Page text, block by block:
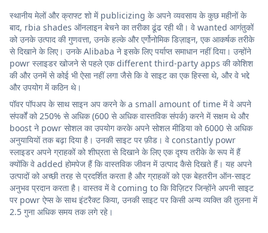
स्थानीय मेलों और क्राफ्ट शो में publicizing के अपने व्यवसाय के कुछ महीनों के
बाद, rbia shades ऑनलाइन बेचने का तरीका ढूंढ रही थी। वे wanted आगंतुकों
को उनके उत्पाद की गुणवत्ता, उनके हल्के और एर्गोनोमिक डिज़ाइन, एक आकर्षक तरीके
से दिखाने के लिए। उनके Alibaba ने इसके लिए पर्याप्त समाधान नहीं दिया। उन्होंने
powr स्लाइडर खोजने से पहले एक different third-party apps की कोशिश
की और उनमें से कोई भी ऐसा नहीं लगा जैसे कि वे साइट का एक हिस्सा थे, और वे भद्दे
और उपयोग में कठिन थे।
पॉवर पॉपअप के साथ साइन अप करने के a small amount of time में वे अपने
संपर्कों को 250% से अधिक (600 से अधिक वास्तविक संपर्क) करने में सक्षम थे और
boost ने powr सोशल का उपयोग करके अपने सोशल मीडिया को 6000 से अधिक
अनुयायियों तक बढ़ा दिया है। उनकी साइट पर फ़ीड। वे constantly powr
स्लाइडर अपने ग्राहकों को शीघ्रता से दिखाने के लिए एक दृश्य तरीके के रूप में हैं
क्योंकि वे added होमपेज हैं कि वास्तविक जीवन में उत्पाद कैसे दिखते हैं। यह अपने
उत्पादों को अच्छी तरह से प्रदर्शित करता है और ग्राहकों को एक बेहतरीन ऑन-साइट
अनुभव प्रदान करता है। वास्तव में वे coming to कि विज़िटर जिन्होंने अपनी साइट
पर powr ऐप्स के साथ इंटरैक्ट किया, उनकी साइट पर किसी अन्य व्यक्ति की तुलना में
2.5 गुना अधिक समय तक लगे रहे।